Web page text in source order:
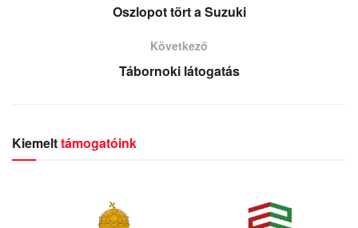
Oszlopot tört a Suzuki
Következő
Tábornoki látogatás
Kiemelttámogatóink